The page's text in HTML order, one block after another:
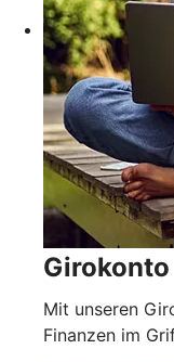
Girokonto
Mit unseren
Finanzen im